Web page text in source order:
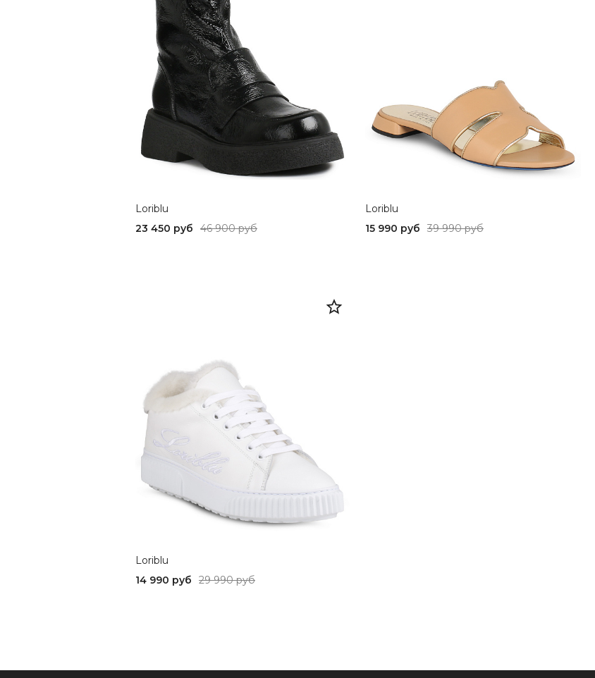
Loriblu
23 450 руб
46 900 руб
Loriblu
15 990 руб
39 990 руб
Loriblu
14 990 руб
29 990 руб